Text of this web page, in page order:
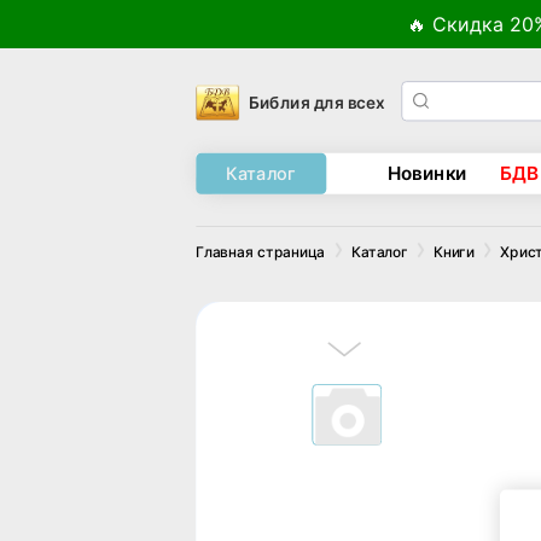
🔥 Скидка
Библия для всех
Каталог Новинки БДВ
Главная страница Каталог Книги